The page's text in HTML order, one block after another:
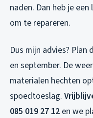
naden. Dan heb je
om te repareren.
Dus mijn advies?
en september. De
materialen hechten
spoedtoeslag.
085 019 27 12 en we